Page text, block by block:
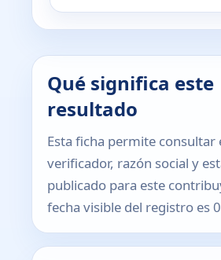
Qué significa este
resultado
Esta ficha permite consultar
verificador, razón social y
publicado para este
fecha visible del registro es